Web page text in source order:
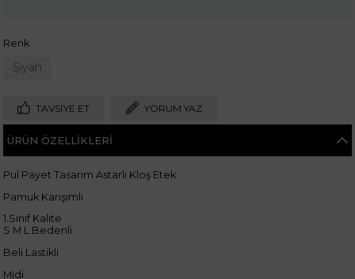
Renk
Siyah
TAVSIYE ET YORUM YAZ
ÜRÜN ÖZELLIKLERI
Pul Payet Tasarım Astarlı Kloş Etek
Pamuk Karışımlı
1.Sınıf Kalite
S M L Bedenli
Beli Lastikli
Midi